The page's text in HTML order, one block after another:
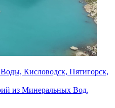
Кисловодск, Пятигорск,
из Минеральных Вод,